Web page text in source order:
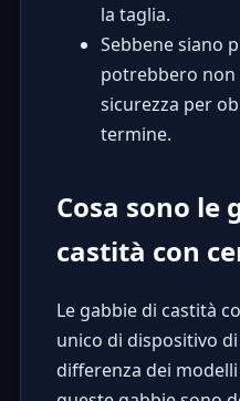
la taglia.
Sebbene siano
potrebbero non
sicurezza per
termine.
Cosa sono le
castità con
Le gabbie di castità
unico di dispositivo
differenza dei